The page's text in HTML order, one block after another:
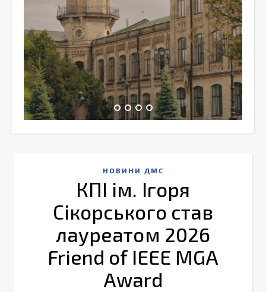
НОВИНИ ДМС
КПІ ім. Ігоря
Сікорського став
лауреатом 2026
Friend of IEEE MGA
Award